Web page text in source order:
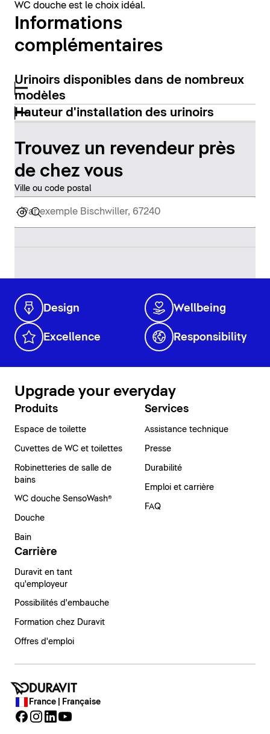
WC douche est le choix idéal.
Informations
complémentaires
Urinoirs disponibles dans de nombreux
modèles
Hauteur d'installation des urinoirs
Trouvez un revendeur près
de chez vous
Ville ou code postal
Design Wellbeing
Excellence Responsibility
Upgrade your everyday
Produits
Espace de toilette
Cuvettes de WC et toilettes
Robinetteries de salle de
bains
WC douche SensoWash®
Douche
Bain
Services
Assistance technique
Presse
Durabilité
Emploi et carrière
FAQ
Carrière
Duravit en tant
qu'employeur
Possibilités d'embauche
Formation chez Duravit
Offres d'emploi
France | Française